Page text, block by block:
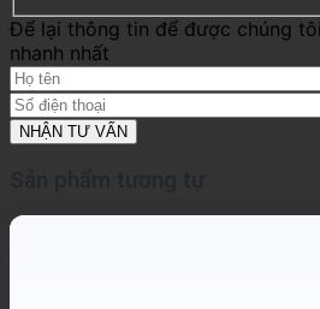
Để lại thông tin để được chúng
nhanh nhất